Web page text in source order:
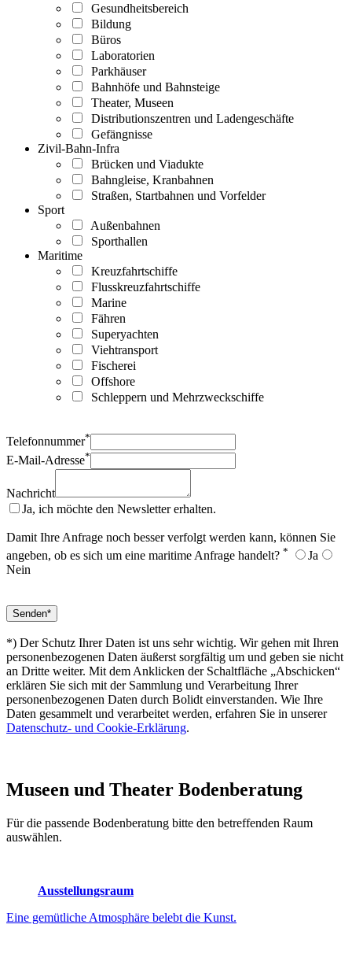
Gesundheitsbereich
Bildung
Büros
Laboratorien
Parkhäuser
Bahnhöfe und Bahnsteige
Theater, Museen
Distributionszentren und Ladengeschäfte
Gefängnisse
Zivil-Bahn-Infra
Brücken und Viadukte
Bahngleise, Kranbahnen
Straßen, Startbahnen und Vorfelder
Sport
Außenbahnen
Sporthallen
Maritime
Kreuzfahrtschiffe
Flusskreuzfahrtschiffe
Marine
Fähren
Superyachten
Viehtransport
Fischerei
Offshore
Schleppern und Mehrzweckschiffe
Telefonnummer*
E-Mail-Adresse*
Nachricht
Ja, ich möchte den Newsletter erhalten.
Damit Ihre Anfrage noch besser verfolgt werden kann, können Sie
angeben, ob es sich um eine maritime Anfrage handelt? *
Ja
Nein
*) Der Schutz Ihrer Daten ist uns sehr wichtig. Wir gehen mit Ihren
personenbezogenen Daten äußerst sorgfältig um und geben sie nicht
an Dritte weiter. Mit dem Anklicken der Schaltfläche „Abschicken“
erklären Sie sich mit der Sammlung und Verarbeitung Ihrer
personenbezogenen Daten durch Bolidt einverstanden. Wie Ihre
Daten gesammelt und verarbeitet werden, erfahren Sie in unserer
Datenschutz- und Cookie-Erklärung.
Museen und Theater Bodenberatung
Für die passende Bodenberatung bitte den betreffenden Raum
auswählen.
Ausstellungsraum
Eine gemütliche Atmosphäre belebt die Kunst.